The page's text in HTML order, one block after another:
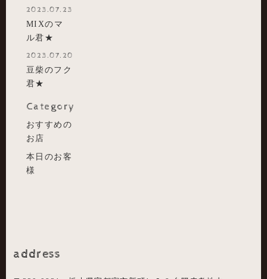
2023.07.23
MIXのマ
ル君★
2023.07.20
豆柴のフク
君★
Category
おすすめの
お店
本日のお客
様
address